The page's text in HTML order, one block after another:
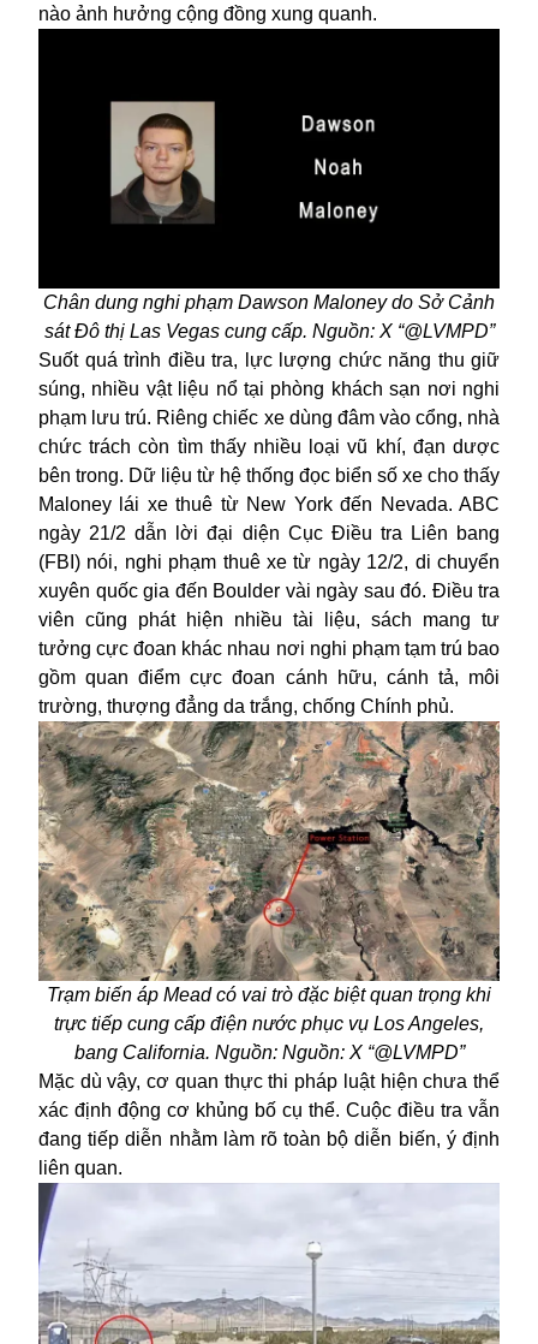
nào ảnh hưởng cộng đồng xung quanh.
Chân dung nghi phạm Dawson Maloney do Sở Cảnh
sát Đô thị Las Vegas cung cấp. Nguồn: X “@LVMPD”
Suốt quá trình điều tra, lực lượng chức năng thu giữ
súng, nhiều vật liệu nổ tại phòng khách sạn nơi nghi
phạm lưu trú. Riêng chiếc xe dùng đâm vào cổng, nhà
chức trách còn tìm thấy nhiều loạivũ khí, đạn dược
bên trong. Dữ liệu từ hệ thống đọc biển số xe cho thấy
Maloney lái xe thuê từ New York đến Nevada. ABC
ngày 21/2 dẫn lời đại diện Cục Điều tra Liên bang
(FBI) nói, nghi phạm thuê xe từ ngày 12/2, di chuyển
xuyên quốc gia đến Boulder vài ngày sau đó. Điều tra
viên cũng phát hiện nhiều tài liệu, sách mang tư
tưởng cực đoan khác nhau nơi nghi phạm tạm trú bao
gồm quan điểm cực đoan cánh hữu, cánh tả, môi
trường, thượng đẳng da trắng, chống Chính phủ.
Trạm biến áp Mead có vai trò đặc biệt quan trọng khi
trực tiếp cung cấp điện nước phục vụ Los Angeles,
bang California. Nguồn: Nguồn: X “@LVMPD”
Mặc dù vậy, cơ quan thực thi pháp luật hiện chưa thể
xác định động cơ khủng bố cụ thể. Cuộc điều tra vẫn
đang tiếp diễn nhằm làm rõ toàn bộ diễn biến, ý định
liên quan.